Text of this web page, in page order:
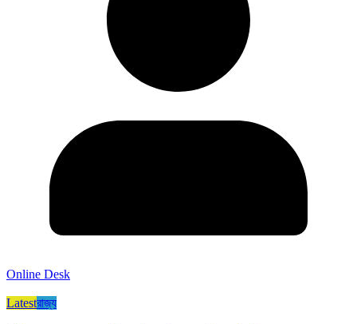
Online Desk
Latestরাজ্য​